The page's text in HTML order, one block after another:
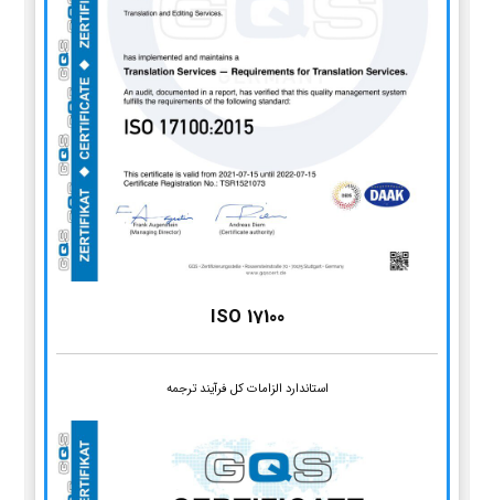
ISO 17100
استاندارد الزامات کل فرآیند ترجمه